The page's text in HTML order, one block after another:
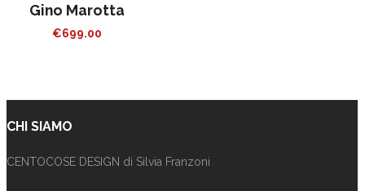
Gino Marotta
€699.00
CHI SIAMO
CENTOCOSE DESIGN di Silvia Franzoni